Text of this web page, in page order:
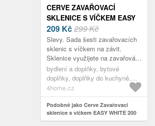
CERVE ZAVAŘOVACÍ
SKLENICE S VÍČKEM EASY
WHITE 200 ML, 6 KS
209 Kč299 Kč
Slevy. Sada šesti zavařovacích
sklenic s víčkem na závit.
Sklenice využijete na zavařování
drobného ovoce, džemů,
marmelád i přesnídávek, ale také
na ko...
bydlení a doplňky, bytové
doplňky, doplňky do kuchyně,
zavařování, zavařovací hrnce,
4home.cz
Podobně jako Cerve Zavařovací
sklenice s víčkem EASY WHITE 200
ml, 6 ks